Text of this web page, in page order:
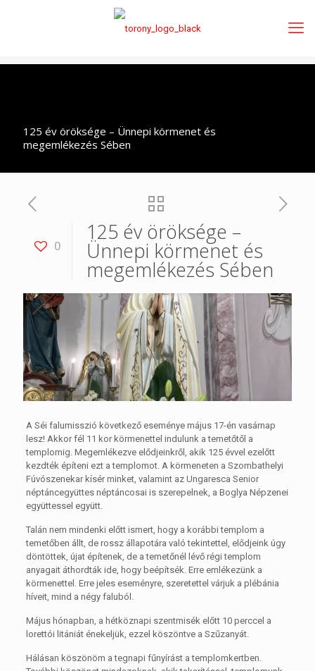
125 év öröksége – Ünnepi körmenet és
megemlékezés Sében
0
125 év öröksége –
Ünnepi körmenet és
megemlékezés Sében
A Séi falumisszió következő eseménye május 17-én vasárnap
lesz! Akkor fél 11 kor körmenettel indulunk a temetőtől a
templomig. Megemlékezve elődjeinkről, akik 125 évvel ezelőtt
kezdték építeni ezt a templomot. A körmeneten a Szombathelyi
Fúvószenekar kísér minket, valamint az Ungaresca Senior
néptáncegyüttes néptáncosai is szerepelnek, a Boglya Népzenei
együttessel együtt.
Talán nem mindenki előtt ismert, hogy a korábbi templom a
temetőben állt, de rossz állapotára való tekintettel, elődjeink úgy
döntöttek, újat építenek, de a temetőnél lévő régi templom
anyagait áthordták ide, hogy beépítsék. Erre emlékezünk a
körmenettel. Erre jeles eseményre, szeretettel várjuk a plébánia
híveit, mind a négy faluból.
Május hónapban, a hétköznapi szentmisék előtt 10 perccel a
lorettói litániát énekeljük, ezzel köszöntve a Szűzanyát.
Hálásan köszönöm a tegnapi fűnyírást a templomkertben.